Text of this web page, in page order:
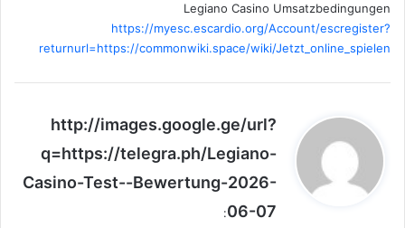
Legiano Casino Umsatzbedingungen
https://myesc.escardio.org/Account/escregister?
returnurl=https://commonwiki.space/wiki/Jetzt_online_spielen
ي
ل
http://images.google.ge/url?
q=https://telegra.ph/Legiano-
Casino-Test--Bewertung-2026-
06-07
: